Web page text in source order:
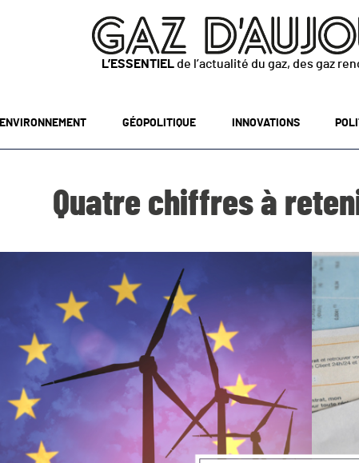
L’ESSENTIEL de l’actualité du gaz, des gaz
ENVIRONNEMENT GÉOPOLITIQUE INNOVATIONS
Quatre chiffres à